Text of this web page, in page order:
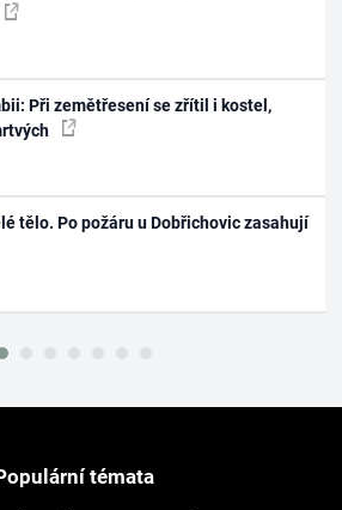
Při zemětřesení se zřítil i kostel,
tělo. Po požáru u Dobřichovic zasahují
témata